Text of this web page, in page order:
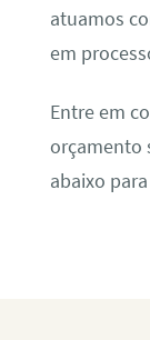
atuamos
em
Entre em
orçamento
abaixo